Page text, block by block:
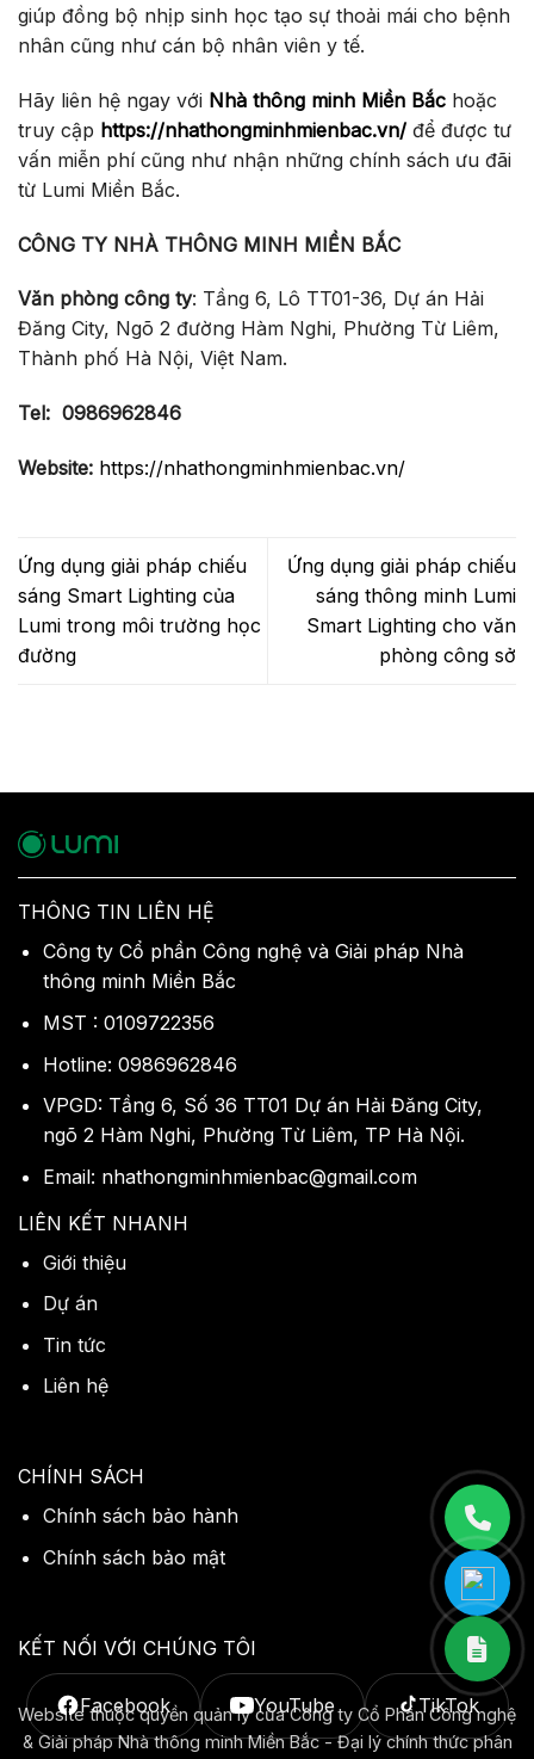
giúp đồng bộ nhịp sinh học tạo sự thoải mái cho bệnh
nhân cũng như cán bộ nhân viên y tế.
Hãy liên hệ ngay với Nhà thông minh Miền Bắc hoặc
truy cập https://nhathongminhmienbac.vn/ để được tư
vấn miễn phí cũng như nhận những chính sách ưu đãi
từ Lumi Miền Bắc.
CÔNG TY NHÀ THÔNG MINH MIỀN BẮC
Văn phòng công ty: Tầng 6, Lô TT01-36, Dự án Hải
Đăng City, Ngõ 2 đường Hàm Nghi, Phường Từ Liêm,
Thành phố Hà Nội, Việt Nam.
Tel: 0986962846
Website: https://nhathongminhmienbac.vn/
Ứng dụng giải pháp chiếu
sáng Smart Lighting của
Lumi trong môi trường học
đường
Ứng dụng giải pháp chiếu
sáng thông minh Lumi
Smart Lighting cho văn
phòng công sở
THÔNG TIN LIÊN HỆ
Công ty Cổ phần Công nghệ và Giải pháp Nhà
thông minh Miền Bắc
MST : 0109722356
Hotline: 0986962846
VPGD: Tầng 6, Số 36 TT01 Dự án Hải Đăng City,
ngõ 2 Hàm Nghi, Phường Từ Liêm, TP Hà Nội.
Email: nhathongminhmienbac@gmail.com
LIÊN KẾT NHANH
Giới thiệu
Dự án
Tin tức
Liên hệ
CHÍNH SÁCH
Chính sách bảo hành
Chính sách bảo mật
KẾT NỐI VỚI CHÚNG TÔI
Facebook YouTube TikTok
Website thuộc quyền quản lý của Công ty Cổ Phần Công nghệ
& Giải pháp Nhà thông minh Miền Bắc - Đại lý chính thức phân